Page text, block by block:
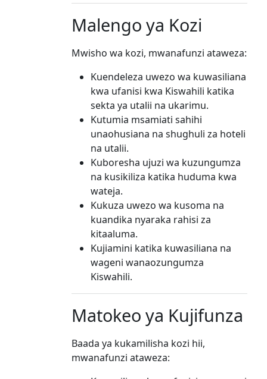
Malengo ya Kozi
Mwisho wa kozi, mwanafunzi ataweza:
Kuendeleza uwezo wa kuwasiliana
kwa ufanisi kwa Kiswahili katika
sekta ya utalii na ukarimu.
Kutumia msamiati sahihi
unaohusiana na shughuli za hoteli
na utalii.
Kuboresha ujuzi wa kuzungumza
na kusikiliza katika huduma kwa
wateja.
Kukuza uwezo wa kusoma na
kuandika nyaraka rahisi za
kitaaluma.
Kujiamini katika kuwasiliana na
wageni wanaozungumza
Kiswahili.
Matokeo ya Kujifunza
Baada ya kukamilisha kozi hii,
mwanafunzi ataweza: